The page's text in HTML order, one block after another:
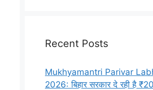
Recent Posts
Mukhyamantri Parivar
2026: बिहार सरकार दे रही है